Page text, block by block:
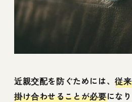
近親交配を防ぐためには、従
掛け合わせることが必要にな